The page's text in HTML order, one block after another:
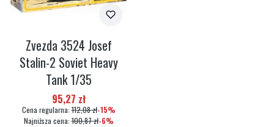
Zvezda 3524 Josef
Stalin-2 Soviet Heavy
Tank 1/35
Cena promocyjna
95,27 zł
Cena regularna: 112,08 zł-15%
Najniższa cena: 100,87 zł-6%